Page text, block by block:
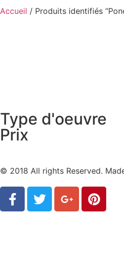
Accueil / Produits identifiés
Type d'oeuvre
Prix
© 2018 All rights Reserved.